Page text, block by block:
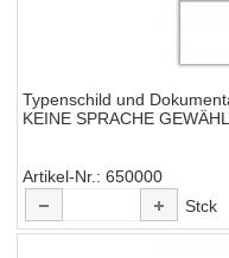
Typenschild und
KEINE SPRACHE
Artikel-Nr.
650000
Stck